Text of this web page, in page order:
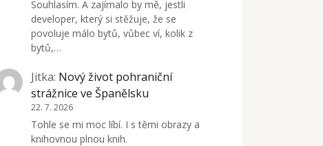
Souhlasím. A zajímalo by mě, jestli
developer, který si stěžuje, že se
povoluje málo bytů, vůbec ví, kolik z
bytů,…
Jitka: Nový život pohraniční
strážnice ve Španělsku
22. 7. 2026
Tohle se mi moc líbí. I s těmi obrazy a
knihovnou plnou knih.